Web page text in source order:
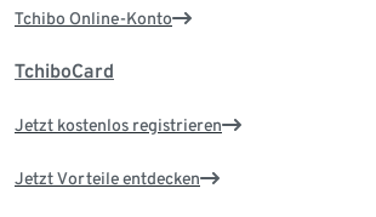
Tchibo Online-Konto
TchiboCard
Jetzt kostenlos registrieren
Jetzt Vorteile entdecken